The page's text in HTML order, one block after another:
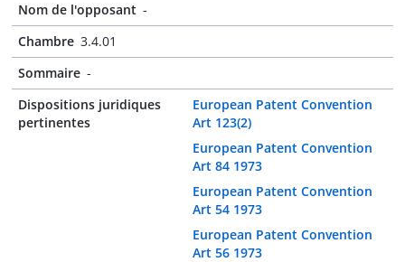
Nom de l'opposant -
Chambre 3.4.01
Sommaire -
Dispositions juridiques
pertinentes
European Patent Convention
Art 123(2)
European Patent Convention
Art 84 1973
European Patent Convention
Art 54 1973
European Patent Convention
Art 56 1973